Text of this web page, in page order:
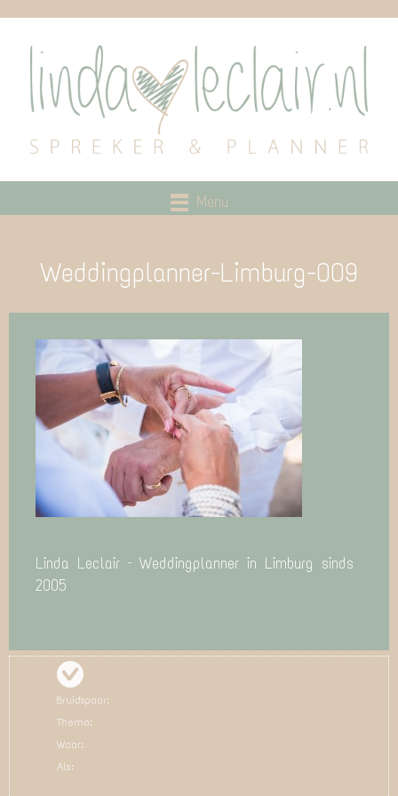
Menu
Weddingplanner-Limburg-009
Linda Leclair – Weddingplanner in Limburg sinds
2005
Bruidspaar:
Thema:
Waar:
Als: